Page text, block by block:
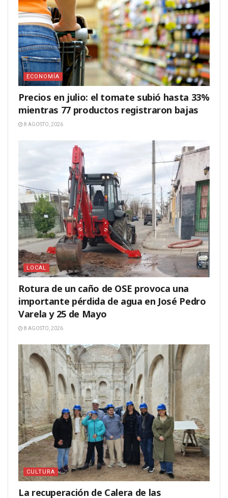
ECONOMÍA
Precios en julio: el tomate subió hasta 33%
mientras 77 productos registraron bajas
8 AGOSTO, 2026
LOCAL
Rotura de un caño de OSE provoca una
importante pérdida de agua en José Pedro
Varela y 25 de Mayo
8 AGOSTO, 2026
CULTURA
La recuperación de Calera de las